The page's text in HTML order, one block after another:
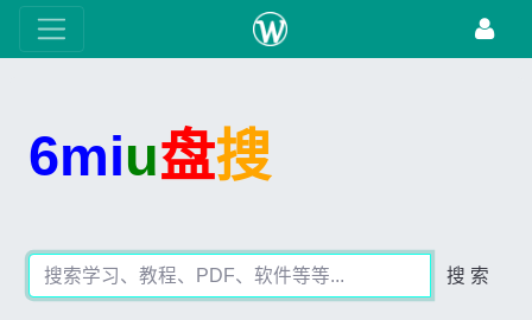
6miu盘搜
搜 索